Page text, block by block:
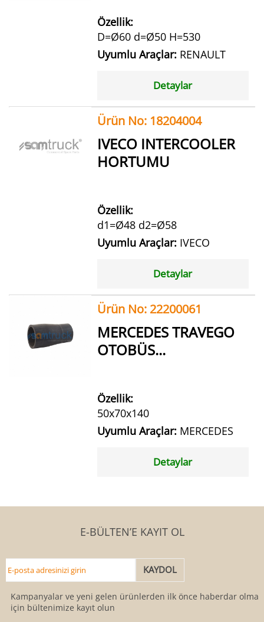
Özellik:
D=Ø60 d=Ø50 H=530
Uyumlu Araçlar: RENAULT
Detaylar
Ürün No: 18204004
IVECO INTERCOOLER
HORTUMU
Özellik:
d1=Ø48 d2=Ø58
Uyumlu Araçlar: IVECO
Detaylar
Ürün No: 22200061
MERCEDES TRAVEGO
OTOBÜS...
Özellik:
50x70x140
Uyumlu Araçlar: MERCEDES
Detaylar
E-BÜLTEN’E KAYIT OL
Kampanyalar ve yeni gelen ürünlerden ilk önce haberdar olmak
için bültenimize kayıt olun